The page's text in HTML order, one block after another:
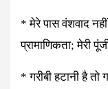
* मेरे पास वंशवाद
प्रामाणिकता; मेरी
* गरीबी हटानी है